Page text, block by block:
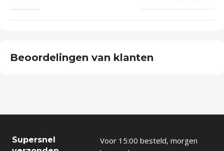
Beoordelingen van klanten
Supersnel
Voor 15:00 besteld, morgen